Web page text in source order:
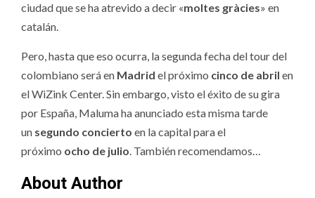
ciudad que se ha atrevido a decir «moltes gràcies» en
catalán.
Pero, hasta que eso ocurra, la segunda fecha del tour del
colombiano será en Madrid el próximo cinco de abril en
el WiZink Center. Sin embargo, visto el éxito de su gira
por España, Maluma ha anunciado esta misma tarde
un segundo concierto en la capital para el
próximo ocho de julio. También recomendamos…
About Author